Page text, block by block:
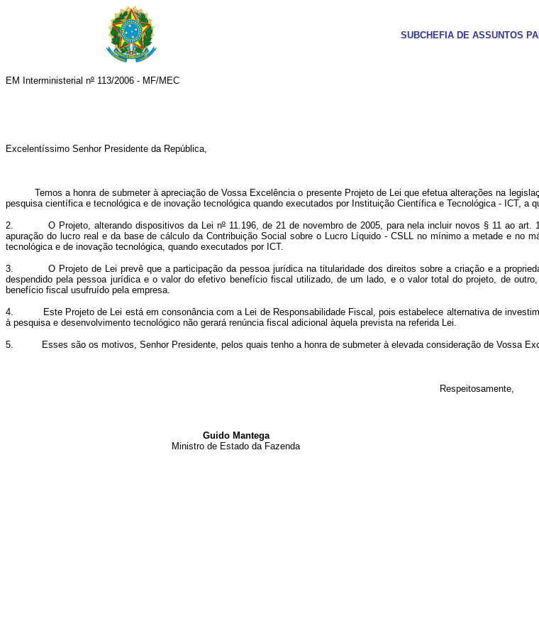
SUBCHEFIA DE ASSUNTOS
EM Interministerial nº 113/2006 - MF/MEC
Excelentíssimo Senhor Presidente da República,
Temos a honra de submeter à apreciação de Vossa Excelência o presente Projeto de Lei que efetua alterações na
pesquisa científica e tecnológica e de inovação tecnológica quando executados por Instituição Científica e Tecnológica - ICT, a
2. O Projeto, alterando dispositivos da Lei nº 11.196, de 21 de novembro de 2005, para nela incluir novos § 11 ao
apuração do lucro real e da base de cálculo da Contribuição Social sobre o Lucro Líquido - CSLL no mínimo a metade e no
tecnológica e de inovação tecnológica, quando executados por ICT.
3. O Projeto de Lei prevê que a participação da pessoa jurídica na titularidade dos direitos sobre a criação e a
despendido pela pessoa jurídica e o valor do efetivo benefício fiscal utilizado, de um lado, e o valor total do projeto, de
benefício fiscal usufruído pela empresa.
4. Este Projeto de Lei está em consonância com a Lei de Responsabilidade Fiscal, pois estabelece alternativa de
à pesquisa e desenvolvimento tecnológico não gerará renúncia fiscal adicional àquela prevista na referida Lei.
5. Esses são os motivos, Senhor Presidente, pelos quais tenho a honra de submeter à elevada consideração de Vossa
Respeitosamente,
Guido Mantega
Ministro de Estado da Fazenda